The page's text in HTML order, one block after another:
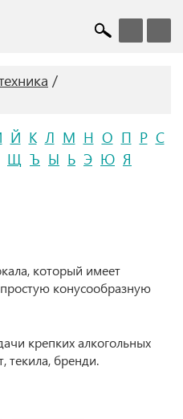
Й К Л М Н О П Р С
Щ Ъ Ы Ь Э Ю Я
который имеет
конусообразную
крепких алкогольных
текила, бренди.